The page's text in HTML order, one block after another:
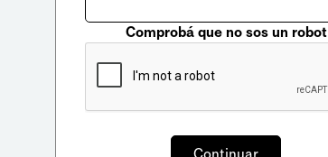
Comprobá que no sos un robot